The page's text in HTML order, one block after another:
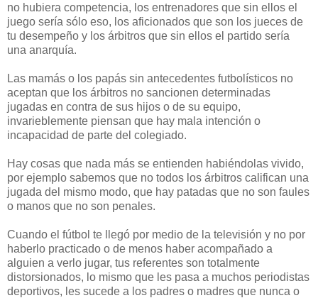
no hubiera competencia, los entrenadores que sin ellos el
juego sería sólo eso, los aficionados que son los jueces de
tu desempeño y los árbitros que sin ellos el partido sería
una anarquía.
Las mamás o los papás sin antecedentes futbolísticos no
aceptan que los árbitros no sancionen determinadas
jugadas en contra de sus hijos o de su equipo,
invarieblemente piensan que hay mala intención o
incapacidad de parte del colegiado.
Hay cosas que nada más se entienden habiéndolas vivido,
por ejemplo sabemos que no todos los árbitros califican una
jugada del mismo modo, que hay patadas que no son faules
o manos que no son penales.
Cuando el fútbol te llegó por medio de la televisión y no por
haberlo practicado o de menos haber acompañado a
alguien a verlo jugar, tus referentes son totalmente
distorsionados, lo mismo que les pasa a muchos periodistas
deportivos, les sucede a los padres o madres que nunca o